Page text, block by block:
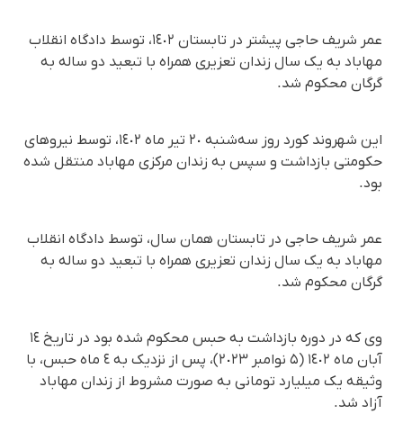
عمر شریف حاجی پیشتر در تابستان ١٤٠٢، توسط دادگاه انقلاب
مهاباد به یک سال زندان تعزیری همراه با تبعید دو ساله به
گرگان محکوم شد.
این شهروند کورد روز سه‌شنبه ٢٠ تیر ماه ١٤٠٢، توسط نیروهای
حکومتی بازداشت و سپس به زندان مرکزی مهاباد منتقل شده
بود.
عمر شریف حاجی در تابستان همان سال، توسط دادگاه انقلاب
مهاباد به یک سال زندان تعزیری همراه با تبعید دو ساله به
گرگان محکوم شد.
وی که در دوره بازداشت به حبس محکوم شده بود در تاریخ ١٤
آبان ماه ١٤٠٢ (۵ نوامبر ٢٠٢٣)، پس از نزدیک به ٤ ماه حبس، با
وثیقه یک میلیارد تومانی به صورت مشروط از زندان مهاباد
آزاد شد.